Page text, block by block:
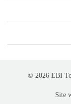
© 2026 EBI
Site